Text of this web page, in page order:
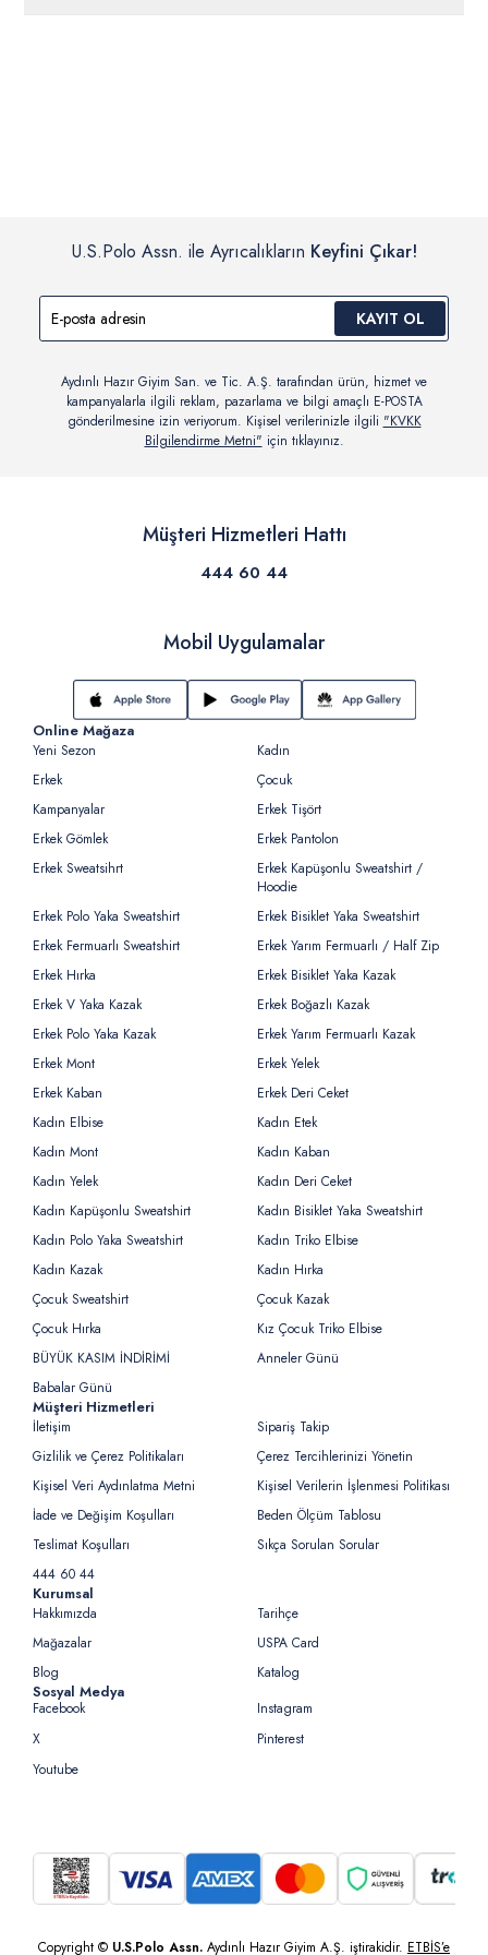
U.S.Polo Assn. ile Ayrıcalıkların Keyfini Çıkar!
KAYIT OL
Aydınlı Hazır Giyim San. ve Tic. A.Ş. tarafından ürün, hizmet ve
kampanyalarla ilgili reklam, pazarlama ve bilgi amaçlı E-POSTA
gönderilmesine izin veriyorum. Kişisel verilerinizle ilgili "KVKK
Bilgilendirme Metni" için tıklayınız.
Müşteri Hizmetleri Hattı
444 60 44
Mobil Uygulamalar
Online Mağaza
Yeni Sezon
Kadın
Erkek
Çocuk
Kampanyalar
Erkek Tişört
Erkek Gömlek
Erkek Pantolon
Erkek Sweatsihrt
Erkek Kapüşonlu Sweatshirt /
Hoodie
Erkek Polo Yaka Sweatshirt
Erkek Bisiklet Yaka Sweatshirt
Erkek Fermuarlı Sweatshirt
Erkek Yarım Fermuarlı / Half Zip
Erkek Hırka
Erkek Bisiklet Yaka Kazak
Erkek V Yaka Kazak
Erkek Boğazlı Kazak
Erkek Polo Yaka Kazak
Erkek Yarım Fermuarlı Kazak
Erkek Mont
Erkek Yelek
Erkek Kaban
Erkek Deri Ceket
Kadın Elbise
Kadın Etek
Kadın Mont
Kadın Kaban
Kadın Yelek
Kadın Deri Ceket
Kadın Kapüşonlu Sweatshirt
Kadın Bisiklet Yaka Sweatshirt
Kadın Polo Yaka Sweatshirt
Kadın Triko Elbise
Kadın Kazak
Kadın Hırka
Çocuk Sweatshirt
Çocuk Kazak
Çocuk Hırka
Kız Çocuk Triko Elbise
BÜYÜK KASIM İNDİRİMİ
Anneler Günü
Babalar Günü
Müşteri Hizmetleri
İletişim
Sipariş Takip
Gizlilik ve Çerez Politikaları
Çerez Tercihlerinizi Yönetin
Kişisel Veri Aydınlatma Metni
Kişisel Verilerin İşlenmesi Politikası
İade ve Değişim Koşulları
Beden Ölçüm Tablosu
Teslimat Koşulları
Sıkça Sorulan Sorular
444 60 44
Kurumsal
Hakkımızda
Tarihçe
Mağazalar
USPA Card
Blog
Katalog
Sosyal Medya
Facebook
Instagram
X
Pinterest
Youtube
Copyright © U.S.Polo Assn. Aydınlı Hazır Giyim A.Ş. iştirakidir. ETBİS’e